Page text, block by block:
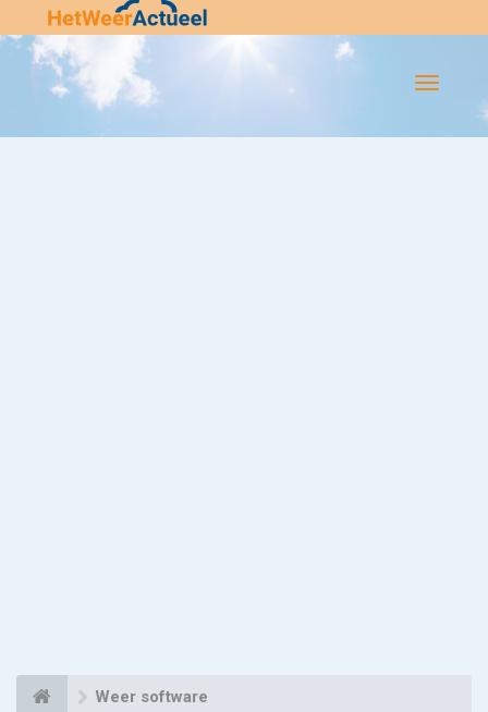
Flip-
Weer software